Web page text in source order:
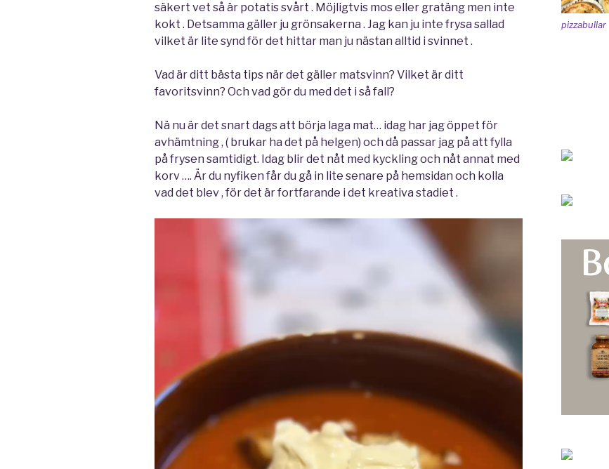
säkert vet så är potatis svårt . Möjligtvis mos eller gratäng men inte
kokt . Detsamma gäller ju grönsakerna . Jag kan ju inte frysa sallad
vilket är lite synd för det hittar man ju nästan alltid i svinnet .
Vad är ditt bästa tips när det gäller matsvinn? Vilket är ditt
favoritsvinn? Och vad gör du med det i så fall?
Nä nu är det snart dags att börja laga mat… idag har jag öppet för
avhämtning , ( brukar ha det på helgen) och då passar jag på att fylla
på frysen samtidigt. Idag blir det nåt med kyckling och nåt annat med
korv …. Är du nyfiken får du gå in lite senare på hemsidan och kolla
vad det blev , för det är fortfarande i det kreativa stadiet .
pizzabullar